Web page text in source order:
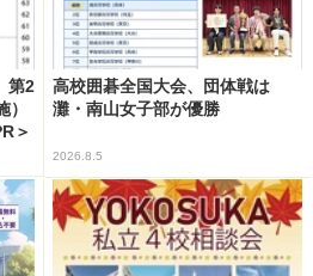
第2
＞
高校囲碁全国大会、団体戦は
灘・南山女子部が優勝
2026.8.5